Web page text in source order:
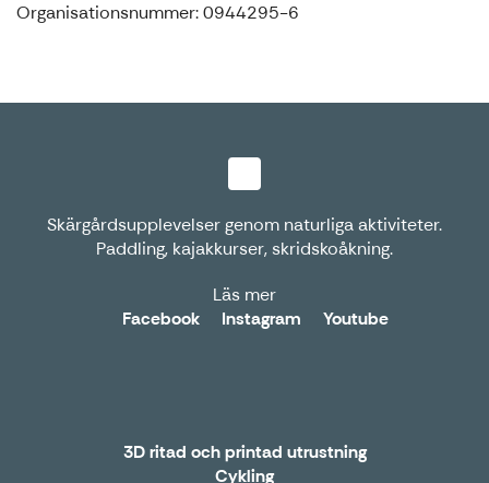
Organisationsnummer: 0944295-6
Skärgårdsupplevelser genom naturliga aktiviteter.
Paddling, kajakkurser, skridskoåkning.
Läs mer
Facebook
Instagram Youtube
3D ritad och printad utrustning
Cykling